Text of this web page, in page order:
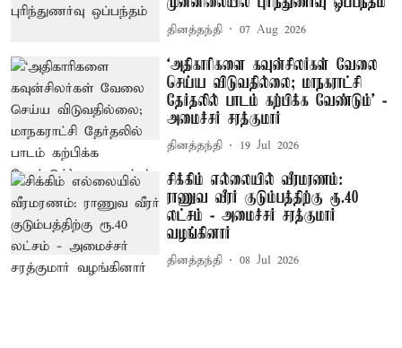
தினத்தந்தி 07 Aug 2026
‘அதிகாரிகளை கவுன்சிலர்கள் வேலை
செய்ய விடுவதில்லை; மாநகராட்சி
தேர்தலில் பாடம் கற்பிக்க வேண்டும்’ -
அமைச்சர் சரத்குமார்
தினத்தந்தி 19 Jul 2026
சிக்கிம் எல்லையில் வீரமரணம்:
ராணுவ வீரர் குடும்பத்திற்கு ரூ.40
லட்சம் - அமைச்சர் சரத்குமார்
வழங்கினார்
தினத்தந்தி 08 Jul 2026